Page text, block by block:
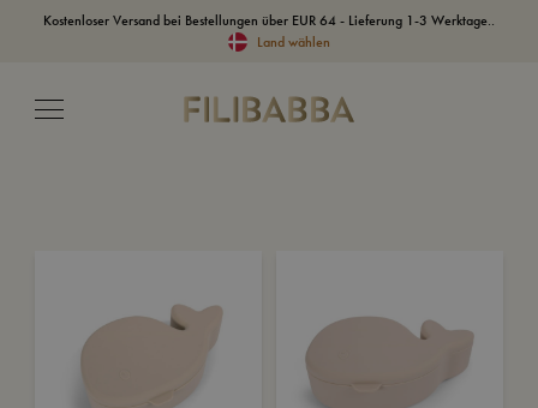
Kostenloser Versand bei Bestellungen über EUR 64 - Lieferung 1-3 Werktage..
Land wählen